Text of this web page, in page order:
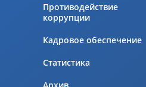
Противодействие
коррупции
Кадровое обеспечение
Статистика